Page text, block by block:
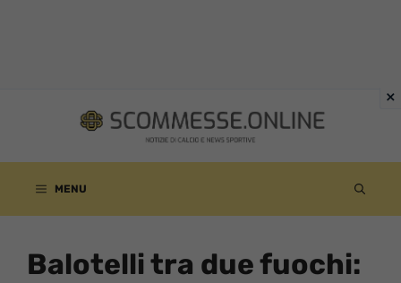
contenuto
MENU
Balotelli tra due fuochi: